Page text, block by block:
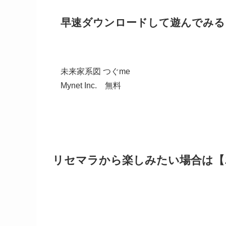
早速ダウンロードして遊んでみる
未来家系図 つぐme
Mynet Inc. 無料
リセマラから楽しみたい場合は【